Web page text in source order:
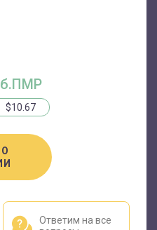
$10.67
Ответим на все